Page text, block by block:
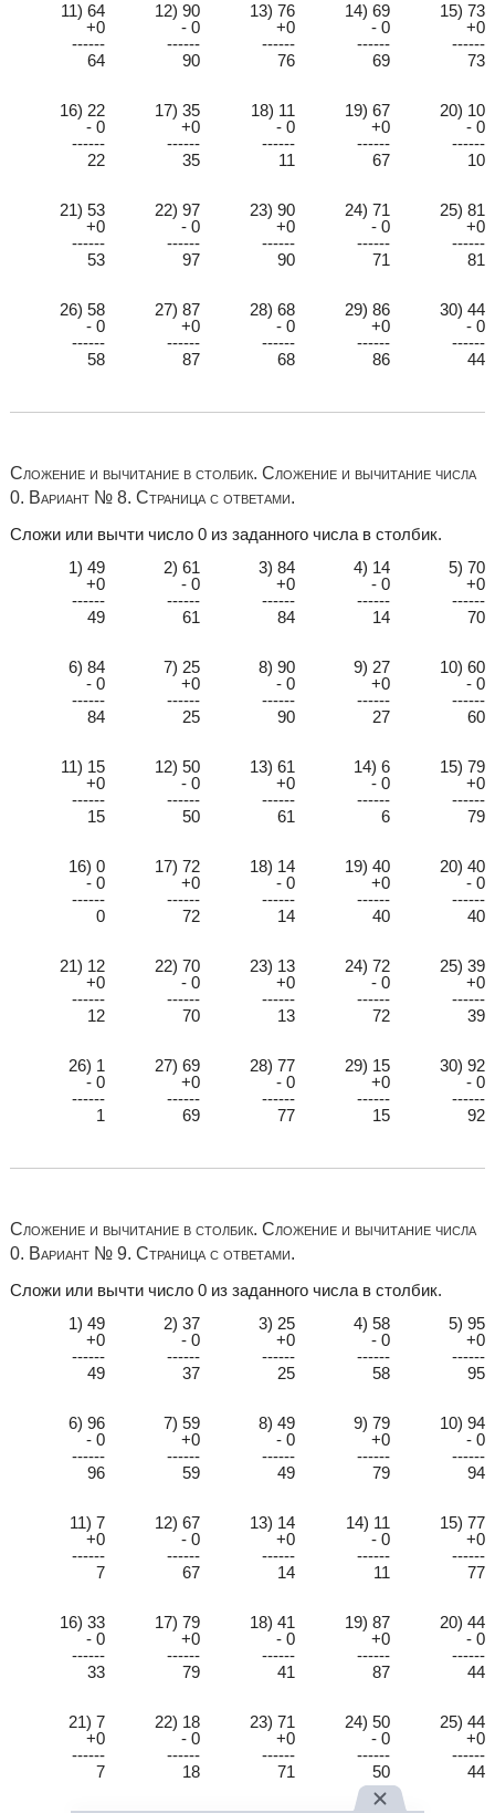
11) 64 12) 90 13) 76 14) 69
15) 73
+0
- 0 +0 - 0
+0
------
------ ------ ------
------
64
90 76 69 73
16) 22 17) 35 18) 11 19) 67
20) 10
- 0
+0 - 0 +0
- 0
------
------ ------ ------
------
22
35 11 67 10
21) 53 22) 97 23) 90 24) 71
25) 81
+0
- 0 +0 - 0
+0
------
------ ------ ------
------
53
97 90 71 81
26) 58 27) 87 28) 68 29) 86
30) 44
- 0
+0 - 0 +0
- 0
------
------ ------ ------
------
58
87 68 86 44
Сложение и вычитание в столбик. Сложение и вычитание числа
0. Вариант № 8. Страница с ответами.
Сложи или вычти число 0 из заданного числа в столбик.
1) 49
2) 61 3) 84 4) 14
5) 70
+0
- 0 +0 - 0
+0
------
------ ------ ------
------
49
61 84 14 70
6) 84 7) 25 8) 90 9) 27
10) 60
- 0
+0 - 0 +0
- 0
------
------ ------ ------
------
84
25 90 27 60
11) 15 12) 50 13) 61 14) 6
15) 79
+0
- 0 +0 - 0
+0
------
------ ------ ------
------
15
50 61 6 79
16) 0 17) 72 18) 14 19) 40
20) 40
- 0
+0 - 0 +0
- 0
------
------ ------ ------
------
0
72 14 40 40
21) 12 22) 70 23) 13 24) 72
25) 39
+0
- 0 +0 - 0
+0
------
------ ------ ------
------
12
70 13 72 39
26) 1 27) 69 28) 77 29) 15
30) 92
- 0
+0 - 0 +0
- 0
------
------ ------ ------
------
1
69 77 15 92
Сложение и вычитание в столбик. Сложение и вычитание числа
0. Вариант № 9. Страница с ответами.
Сложи или вычти число 0 из заданного числа в столбик.
1) 49
2) 37 3) 25 4) 58
5) 95
+0
- 0 +0 - 0
+0
------
------ ------ ------
------
49
37 25 58 95
6) 96 7) 59 8) 49 9) 79
10) 94
- 0
+0 - 0 +0
- 0
------
------ ------ ------
------
96
59 49 79 94
11) 7 12) 67 13) 14 14) 11
15) 77
+0
- 0 +0 - 0
+0
------
------ ------ ------
------
7
67 14 11 77
16) 33 17) 79 18) 41 19) 87
20) 44
- 0
+0 - 0 +0
- 0
------
------ ------ ------
------
33
79 41 87 44
21) 7 22) 18 23) 71 24) 50
25) 44
+0
- 0 +0 - 0
+0
------
------ ------ ------
------
7
18 71 50 44